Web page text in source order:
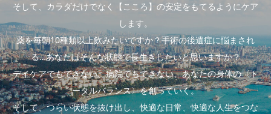
そして、カラダだけでなく【こころ】の安定をもてるようにケア
します。
薬を毎朝10種類以上飲みたいですか？手術の後遺症に悩まされ
る…あなたはそんな状態で長生きしたいと思いますか？
デイケアでもできない、病院でもできない、あなたの身体の〈ト
ータルバランス〉を創っていく。
そして、つらい状態を抜け出し、快適な日常、快適な人生をつな